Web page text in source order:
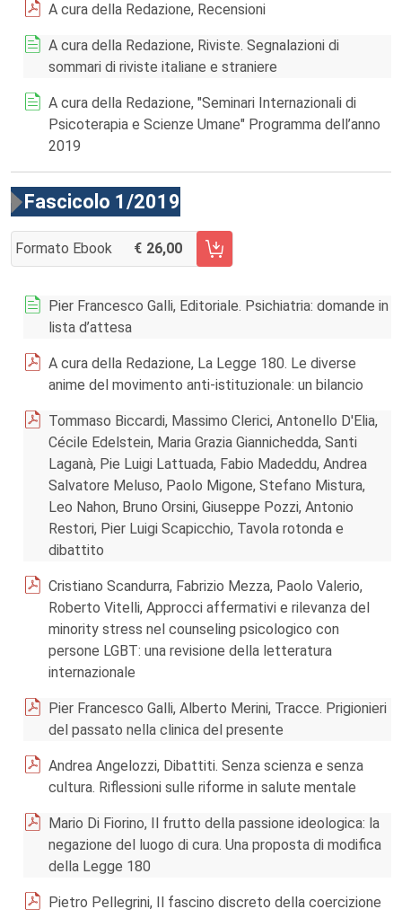
A cura della Redazione, Recensioni
A cura della Redazione, Riviste. Segnalazioni di
sommari di riviste italiane e straniere
A cura della Redazione, "Seminari Internazionali di
Psicoterapia e Scienze Umane" Programma dell’anno
2019
Fascicolo 1/2019
Formato Ebook 26,00
AGGIUNGI AL CARRELLO FASCICOLO 1/2019
Pier Francesco Galli, Editoriale. Psichiatria: domande in
lista d’attesa
A cura della Redazione, La Legge 180. Le diverse
anime del movimento anti-istituzionale: un bilancio
Tommaso Biccardi, Massimo Clerici, Antonello D'Elia,
Cécile Edelstein, Maria Grazia Giannichedda, Santi
Laganà, Pie Luigi Lattuada, Fabio Madeddu, Andrea
Salvatore Meluso, Paolo Migone, Stefano Mistura,
Leo Nahon, Bruno Orsini, Giuseppe Pozzi, Antonio
Restori, Pier Luigi Scapicchio, Tavola rotonda e
dibattito
Cristiano Scandurra, Fabrizio Mezza, Paolo Valerio,
Roberto Vitelli, Approcci affermativi e rilevanza del
minority stress nel counseling psicologico con
persone LGBT: una revisione della letteratura
internazionale
Pier Francesco Galli, Alberto Merini, Tracce. Prigionieri
del passato nella clinica del presente
Andrea Angelozzi, Dibattiti. Senza scienza e senza
cultura. Riflessioni sulle riforme in salute mentale
Mario Di Fiorino, Il frutto della passione ideologica: la
negazione del luogo di cura. Una proposta di modifica
della Legge 180
Pietro Pellegrini, Il fascino discreto della coercizione